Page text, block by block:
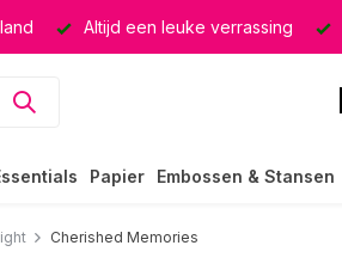
Altijd een leuke verrassing
Papier Embossen & Stansen
Cherished Memories